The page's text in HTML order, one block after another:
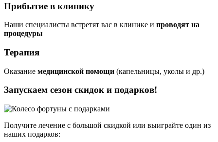
Прибытие в клинику
Наши специалисты встретят вас в клинике и проводят на
процедуры
Терапия
Оказание медицинской помощи (капельницы, уколы и др.)
Запускаем сезон скидок и подарков!
Получите лечение с большой скидкой или выиграйте один из
наших подарков: